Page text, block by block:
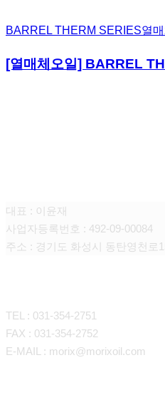
BARREL THERM SERIES열
[열매체오일] BARREL
대표 : 이윤재
사업자등록번호 : 492-09-00084
주소 : 경기도 화성시 동탄영천로
TEL : 031-354-2751
FAX : 031-354-2752
E-MAIL : morix@morixoil.com